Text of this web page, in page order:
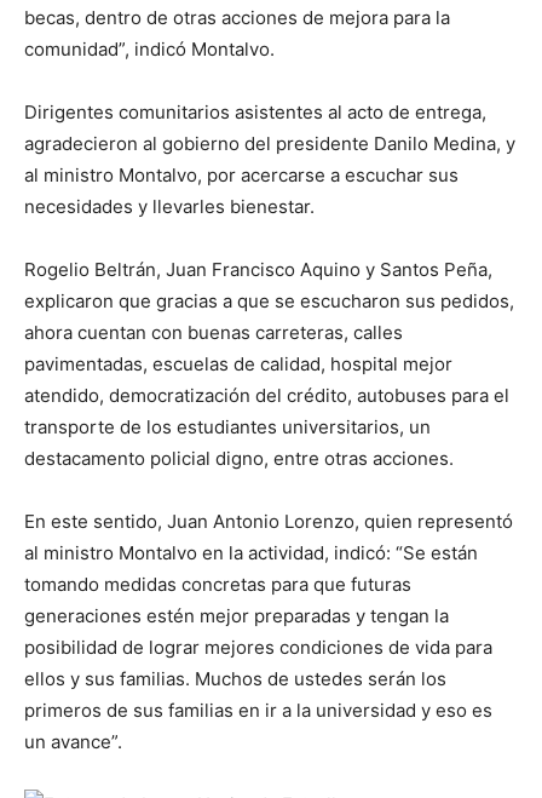
becas, dentro de otras acciones de mejora para la
comunidad”, indicó Montalvo.
Dirigentes comunitarios asistentes al acto de entrega,
agradecieron al gobierno del presidente Danilo Medina, y
al ministro Montalvo, por acercarse a escuchar sus
necesidades y llevarles bienestar.
Rogelio Beltrán, Juan Francisco Aquino y Santos Peña,
explicaron que gracias a que se escucharon sus pedidos,
ahora cuentan con buenas carreteras, calles
pavimentadas, escuelas de calidad, hospital mejor
atendido, democratización del crédito, autobuses para el
transporte de los estudiantes universitarios, un
destacamento policial digno, entre otras acciones.
En este sentido, Juan Antonio Lorenzo, quien representó
al ministro Montalvo en la actividad, indicó: “Se están
tomando medidas concretas para que futuras
generaciones estén mejor preparadas y tengan la
posibilidad de lograr mejores condiciones de vida para
ellos y sus familias. Muchos de ustedes serán los
primeros de sus familias en ir a la universidad y eso es
un avance”.